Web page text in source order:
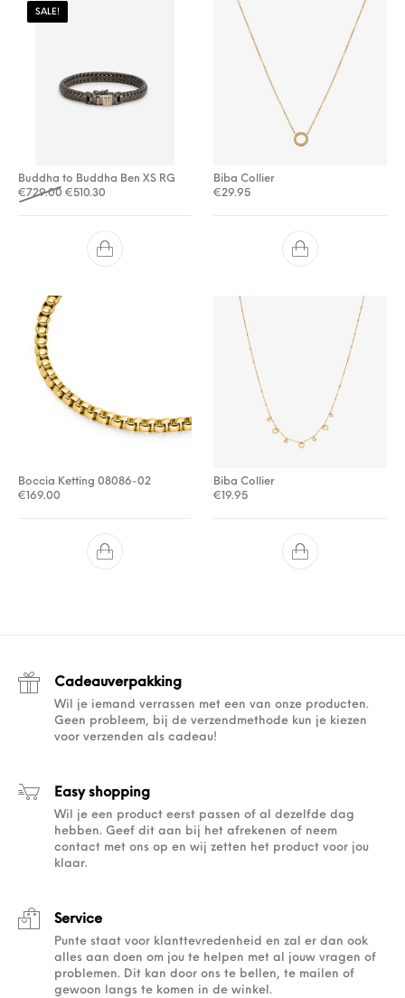
SALE!
Buddha to Buddha Ben XS RG
€729.00 Oorspronkelijke prijs was: €729.00.
€510.30 Huidige prijs is: €510.30.
Biba Collier
€29.95
Boccia Ketting 08086-02
€ 169.00
Biba Collier
€ 19.95
Cadeauverpakking
Wil je iemand verrassen met een van onze producten.
Geen probleem, bij de verzendmethode kun je kiezen
voor verzenden als cadeau!
Easy shopping
Wil je een product eerst passen of al dezelfde dag
hebben. Geef dit aan bij het afrekenen of neem
contact met ons op en wij zetten het product voor jou
klaar.
Service
Punte staat voor klanttevredenheid en zal er dan ook
alles aan doen om jou te helpen met al jouw vragen of
problemen. Dit kan door ons te bellen, te mailen of
gewoon langs te komen in de winkel.